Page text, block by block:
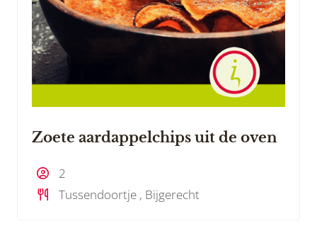
Zoete aardappelchips uit de oven
2
Tussendoortje , Bijgerecht